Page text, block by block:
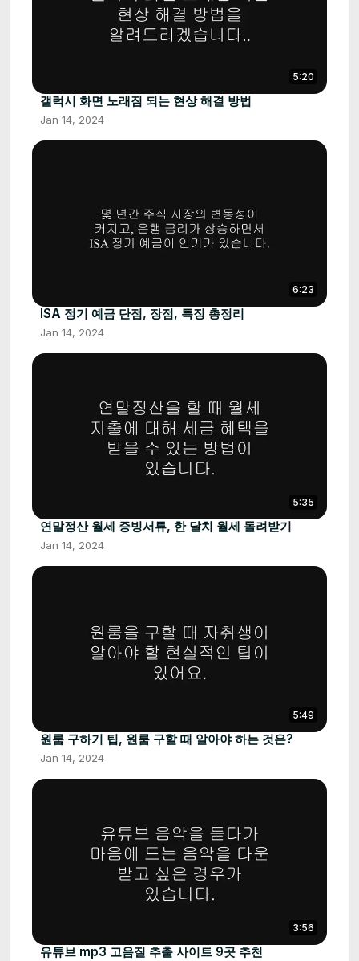
5:20
갤럭시 화면 노래짐 되는 현상 해결 방법
Jan 14, 2024
6:23
ISA 정기 예금 단점, 장점, 특징 총정리
Jan 14, 2024
5:35
연말정산 월세 증빙서류, 한 달치 월세 돌려받기
Jan 14, 2024
5:49
원룸 구하기 팁, 원룸 구할 때 알아야 하는 것은?
Jan 14, 2024
3:56
유튜브 mp3 고음질 추출 사이트 9곳 추천